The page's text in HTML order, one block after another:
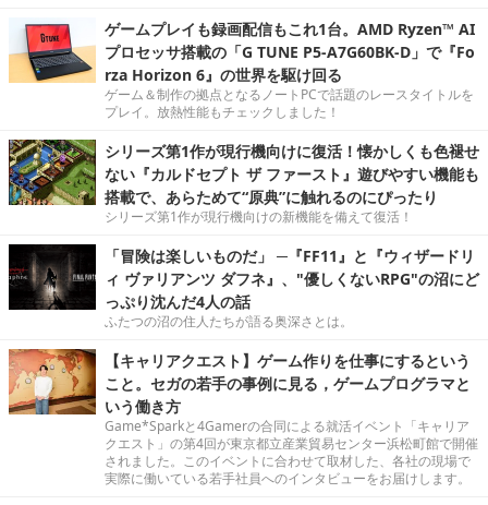
ゲームプレイも録画配信もこれ1台。AMD Ryzen™ AI
プロセッサ搭載の「G TUNE P5-A7G60BK-D」で『Fo
rza Horizon 6』の世界を駆け回る
ゲーム＆制作の拠点となるノートPCで話題のレースタイトルを
プレイ。放熱性能もチェックしました！
シリーズ第1作が現行機向けに復活！懐かしくも色褪せ
ない『カルドセプト ザ ファースト』遊びやすい機能も
搭載で、あらためて“原典”に触れるのにぴったり
シリーズ第1作が現行機向けの新機能を備えて復活！
「冒険は楽しいものだ」 ─『FF11』と『ウィザードリ
ィ ヴァリアンツ ダフネ』、"優しくないRPG"の沼にど
っぷり沈んだ4人の話
ふたつの沼の住人たちが語る奥深さとは。
【キャリアクエスト】ゲーム作りを仕事にするという
こと。セガの若手の事例に見る，ゲームプログラマと
いう働き方
Game*Sparkと4Gamerの合同による就活イベント「キャリア
クエスト」の第4回が東京都立産業貿易センター浜松町館で開催
されました。このイベントに合わせて取材した、各社の現場で
実際に働いている若手社員へのインタビューをお届けします。